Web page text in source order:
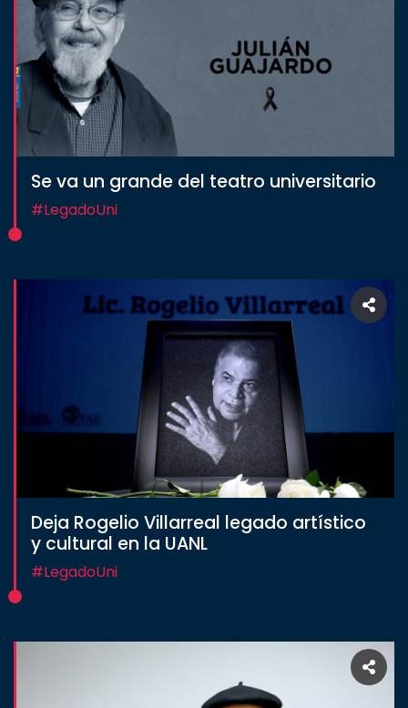
Se va un grande del teatro universitario
#LegadoUni
Deja Rogelio Villarreal legado artístico
y cultural en la UANL
#LegadoUni